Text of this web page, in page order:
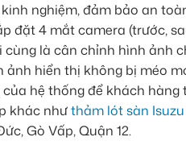
nghiệm, đảm bảo an
đặt 4 mắt camera (trước,
cùng là cân chỉnh hình ảnh
hiển thị không bị méo
hệ thống để khách
khác nhưthảm lót sàn
Gò Vấp, Quận 12.